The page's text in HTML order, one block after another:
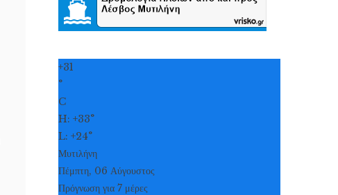
+31
°
C
H:+33°
L:+24°
Μυτιλήνη
Πέμπτη, 06 Αύγουστος
Πρόγνωση για 7 μέρες